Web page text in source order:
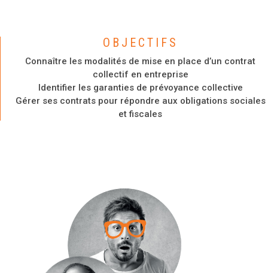
OBJECTIFS
Connaître les modalités de mise en place d’un contrat
collectif en entreprise
Identifier les garanties de prévoyance collective
Gérer ses contrats pour répondre aux obligations sociales
et fiscales